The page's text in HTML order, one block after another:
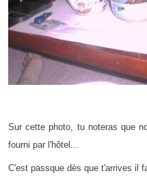
Sur cette photo, tu noteras que
fourni par l'hôtel...
C'est passque dès que t'arrives il